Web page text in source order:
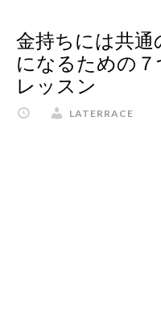
金持ちには共通
になるための
レッスン
LATERRACE